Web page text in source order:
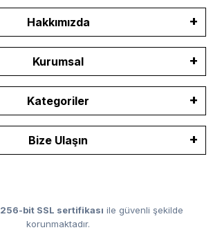
Hakkımızda
Kurumsal
Kategoriler
Bize Ulaşın
256-bit SSL sertifikası ile güvenli şekilde
korunmaktadır.